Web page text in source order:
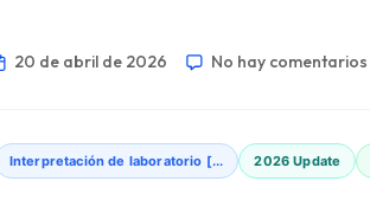
20 de abril de 2026 No hay comentarios
Interpretación de laboratorio [... 2026 Update